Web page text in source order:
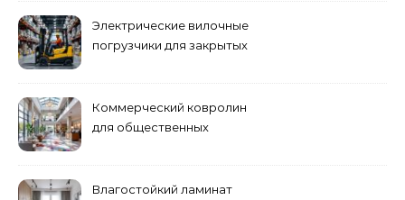
Электрические вилочные
погрузчики для закрытых
Коммерческий ковролин
для общественных
Влагостойкий ламинат